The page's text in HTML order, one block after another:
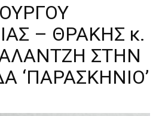
– ΘΡΑΚΗΣ κ.
ΣΤΗΝ
‘ΠΑΡΑΣΚΗΝΙΟ’